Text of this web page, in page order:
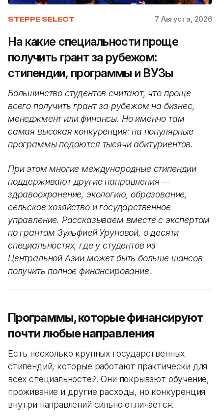
STEPPE SELECT 7 Августа, 2026
На какие специальности проще
получить грант за рубежом:
стипендии, программы и ВУЗы
Большинство студентов считают, что проще
всего получить грант за рубежом на бизнес,
менеджмент или финансы. Но именно там
самая высокая конкуренция: на популярные
программы подаются тысячи абитуриентов.
При этом многие международные стипендии
поддерживают другие направления —
здравоохранение, экологию, образование,
сельское хозяйство и государственное
управление. Рассказываем вместе с экспертом
по грантам Зульфией Уруновой, о десяти
специальностях, где у студентов из
Центральной Азии может быть больше шансов
получить полное финансирование.
Программы, которые финансируют
почти любые направления
Есть несколько крупных государственных
стипендий, которые работают практически для
всех специальностей. Они покрывают обучение,
проживание и другие расходы, но конкуренция
внутри направлений сильно отличается.